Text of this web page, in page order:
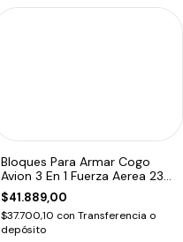
Bloques Para Armar Cogo
Avion 3 En 1 Fuerza Aerea 231
Pzas 231 3010
$41.889,00
$37.700,10 con Transferencia o
depósito